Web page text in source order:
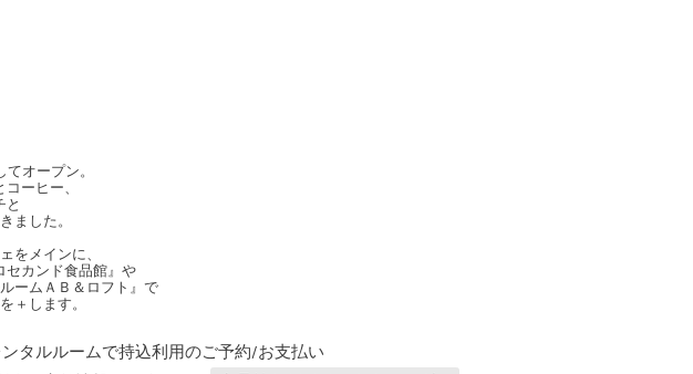
オープン。
ーヒー、
と
ました。
をメインに、
セカンド食品館』や
ームＡＢ＆ロフト』で
＋します。
ンタルルームで持込利用のご予約/お支払い